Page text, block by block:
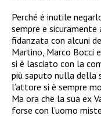
Perché è inutile
sempre e sicuramente
fidanzata con alcuni
Martino, Marco Bocci
si è lasciato con la
più saputo nulla della
l’attore si è sempre
Ma ora che la sua ex
forse con l’uomo